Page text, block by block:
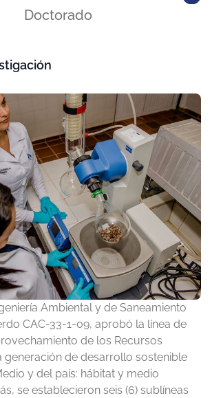
Doctorado
Ambiental y de Saneamiento
CAC-33-1-09, aprobó la línea de
de los Recursos
generación de desarrollo sostenible
y del país: hábitat y medio
se establecieron seis (6) sublíneas